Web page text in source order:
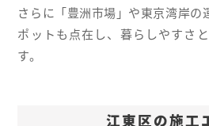
さらに「豊洲市場」や東京湾岸の
ポットも点在し、暮らしやすさ
す。
江東区の施工